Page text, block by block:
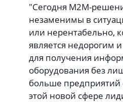
"Сегодня M2M-
незаменимы в
или нерентабельно,
является недорогим
для получения
оборудования без
больше
этой новой сфере